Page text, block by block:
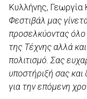
Κυλλήνης,
Φεστιβάλ μας
προσελκύοντας
της Τέχνης αλλά
πολιτισμό. Σας
υποστήριξή σας
για την επόμενη